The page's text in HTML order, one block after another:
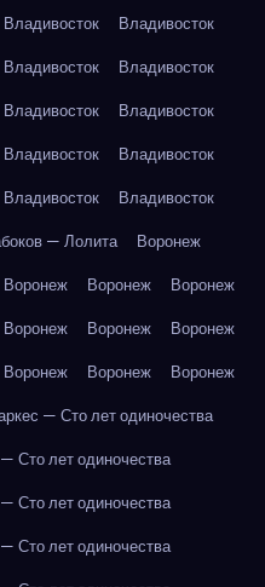
Владивосток
Владивосток
Владивосток
Владивосток
Владивосток
Владивосток
Владивосток
Владивосток
Владивосток
Владивосток
— Лолита
Воронеж
Воронеж Воронеж
Воронеж
Воронеж Воронеж
Воронеж
Воронеж Воронеж
Воронеж
— Сто лет одиночества
Сто лет одиночества
Сто лет одиночества
Сто лет одиночества